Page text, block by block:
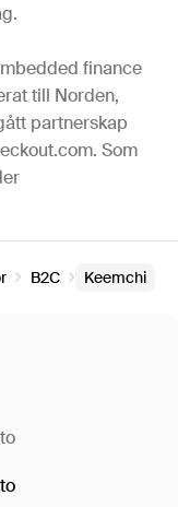
finance
till Norden,
partnerskap
Som
B2C Keemchi